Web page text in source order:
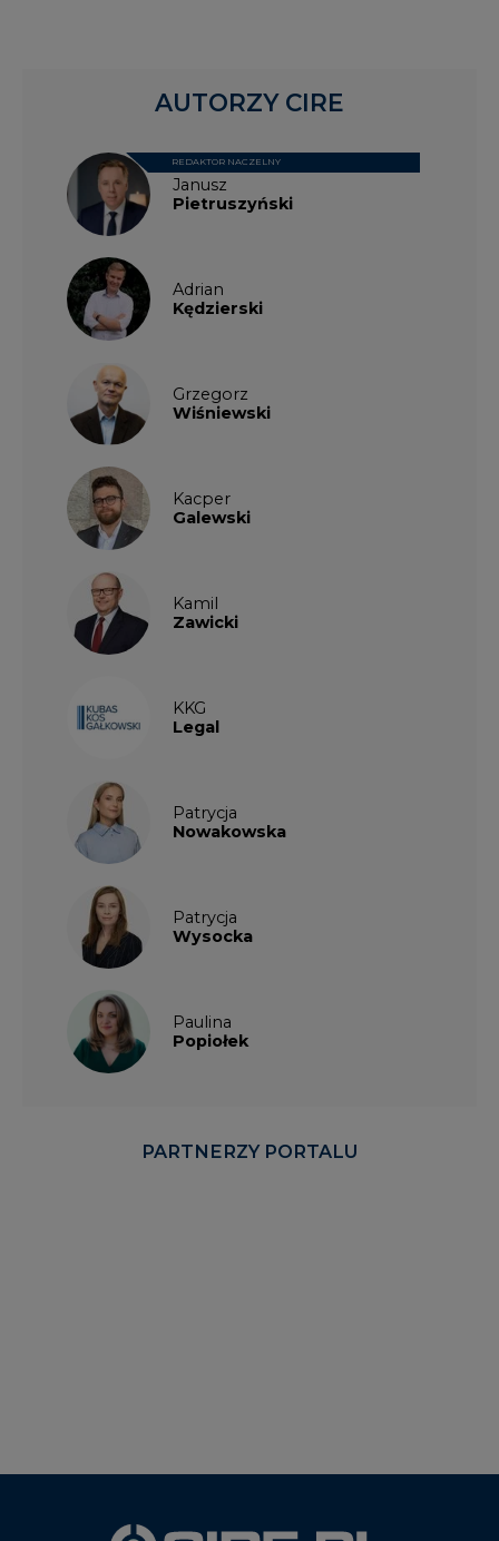
Janusz
Pietruszyński
REDAKTOR NACZELNY
Adrian
Kędzierski
Grzegorz
Wiśniewski
Kacper
Galewski
Kamil
Zawicki
KKG
Legal
Patrycja
Nowakowska
Patrycja
Wysocka
Paulina
Popiołek
AUTORZY CIRE
PARTNERZY PORTALU